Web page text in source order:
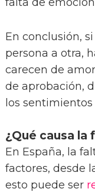
En conclusión,
persona a otra,
carecen de
de aprobación,
los
¿Qué causa la
En España, la
factores, desde
esto puede ser